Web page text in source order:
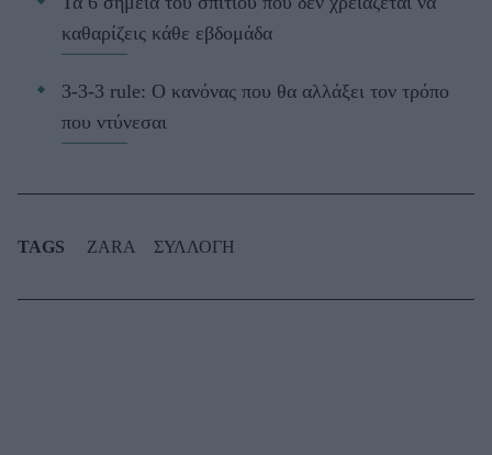
καθαρίζεις κάθε εβδομάδα
3-3-3 rule: Ο κανόνας που θα αλλάξει τον τρόπο
που ντύνεσαι
TAGS ZARA ΣΥΛΛΟΓΗ